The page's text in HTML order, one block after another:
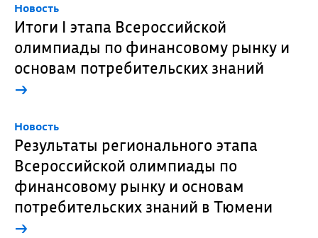
Новость
Итоги I этапа Всероссийской
олимпиады по финансовому рынку и
основам потребительских знаний
→
Новость
Результаты регионального этапа
Всероссийской олимпиады по
финансовому рынку и основам
потребительских знаний в Тюмени
→